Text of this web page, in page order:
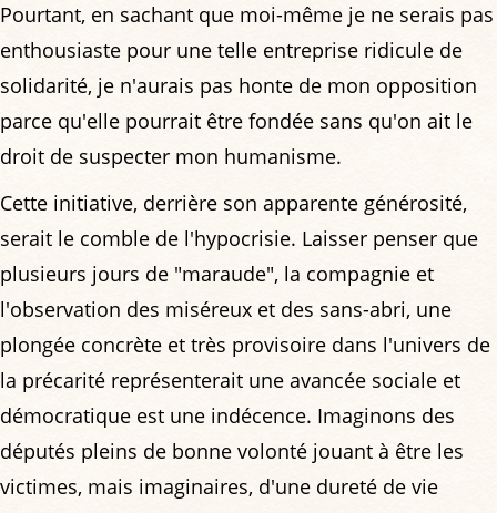
Pourtant, en sachant que moi-même je ne serais pas
enthousiaste pour une telle entreprise ridicule de
solidarité, je n'aurais pas honte de mon opposition
parce qu'elle pourrait être fondée sans qu'on ait le
droit de suspecter mon humanisme.
Cette initiative, derrière son apparente générosité,
serait le comble de l'hypocrisie. Laisser penser que
plusieurs jours de "maraude", la compagnie et
l'observation des miséreux et des sans-abri, une
plongée concrète et très provisoire dans l'univers de
la précarité représenterait une avancée sociale et
démocratique est une indécence. Imaginons des
députés pleins de bonne volonté jouant à être les
victimes, mais imaginaires, d'une dureté de vie